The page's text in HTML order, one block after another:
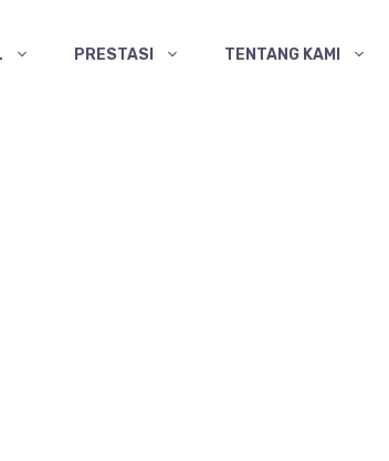
PRESTASI TENTANG KAMI